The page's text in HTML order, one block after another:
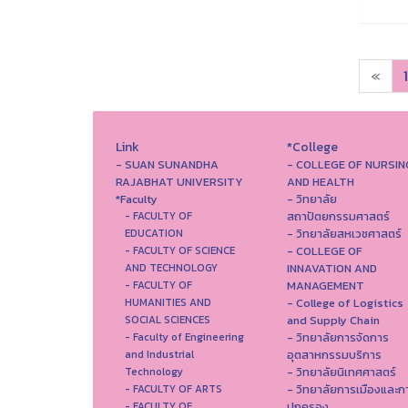
« 1
Link
- SUAN SUNANDHA
RAJABHAT UNIVERSITY
*Faculty
- FACULTY OF
EDUCATION
- FACULTY OF SCIENCE
AND TECHNOLOGY
- FACULTY OF
HUMANITIES AND
SOCIAL SCIENCES
- Faculty of Engineering
and Industrial
Technology
- FACULTY OF ARTS
*College
- COLLEGE OF
AND HEALTH
- วิทยาลัย
สถาปัตยกรรมศาสตร์
- วิทยาลัยสหเวชศาสตร์
- COLLEGE OF
INNAVATION AND
MANAGEMENT
- College of Logistics
and Supply Chain
- วิทยาลัยการจัดการ
อุตสาหกรรมบริการ
- วิทยาลัยนิเทศศาสตร์
- วิทยาลัยการเมืองและก